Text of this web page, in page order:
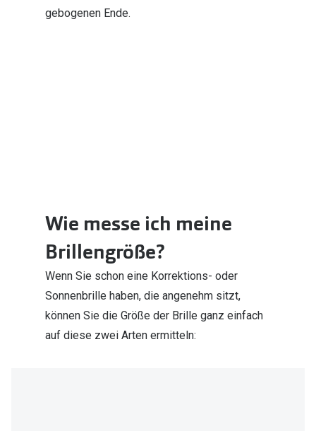
gebogenen Ende.
Wie messe ich meine
Brillengröße?
Wenn Sie schon eine Korrektions- oder
Sonnenbrille haben, die angenehm sitzt,
können Sie die Größe der Brille ganz einfach
auf diese zwei Arten ermitteln: